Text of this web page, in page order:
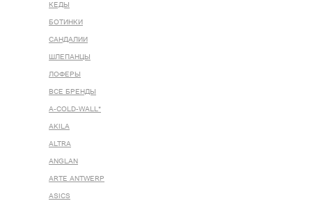
КЕДЫ
БОТИНКИ
САНДАЛИИ
ШЛЕПАНЦЫ
ЛОФЕРЫ
ВСЕ БРЕНДЫ
A-COLD-WALL*
AKILA
ALTRA
ANGLAN
ARTE ANTWERP
ASICS